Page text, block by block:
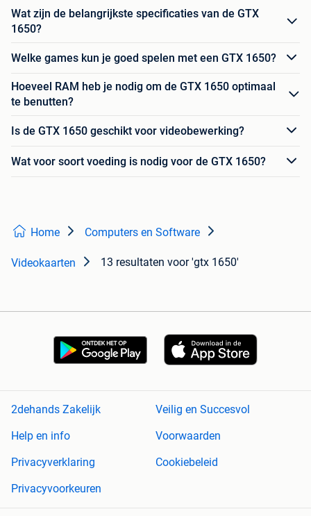
Wat zijn de belangrijkste specificaties van de GTX
1650?
Welke games kun je goed spelen met een GTX 1650?
Hoeveel RAM heb je nodig om de GTX 1650 optimaal
te benutten?
Is de GTX 1650 geschikt voor videobewerking?
Wat voor soort voeding is nodig voor de GTX 1650?
Home Computers en Software
Videokaarten 13 resultaten voor 'gtx 1650'
2dehands Zakelijk
Veilig en Succesvol
Help en info
Voorwaarden
Privacyverklaring
Cookiebeleid
Privacyvoorkeuren